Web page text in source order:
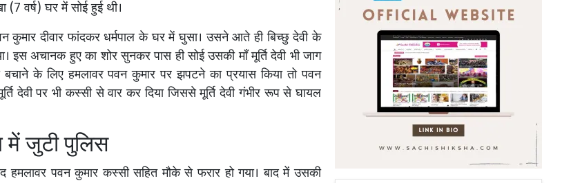
(7 वर्ष) घर में सोई हुई थी।
कुमार दीवार फांदकर धर्मपाल के घर में घुसा। उसने आते ही बिच्छु देवी के
इस अचानक हुए का शोर सुनकर पास ही सोई उसकी माँ मूर्ति देवी भी जाग
बचाने के लिए हमलावर पवन कुमार पर झपटने का प्रयास किया तो पवन
देवी पर भी कस्सी से वार कर दिया जिससे मूर्ति देवी गंभीर रूप से घायल
में जुटी पुलिस
हमलावर पवन कुमार कस्सी सहित मौके से फरार हो गया। बाद में उसकी